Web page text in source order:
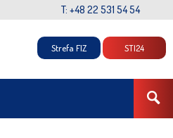
T: +48 22 531 54 54
Strefa FIZ STI24